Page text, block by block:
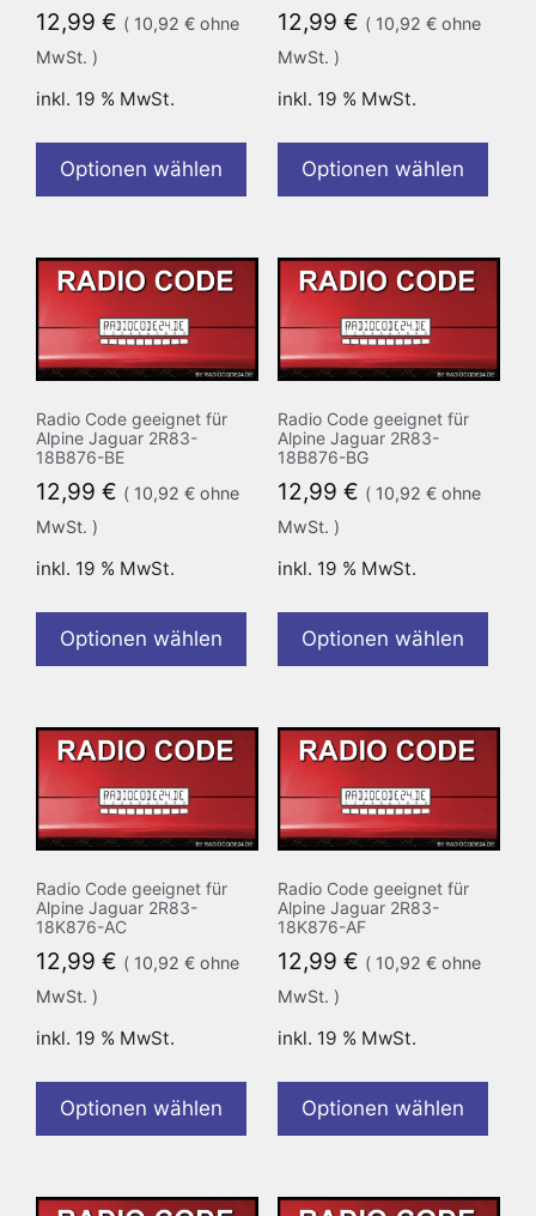
12,99 € ( 10,92 € ohne
MwSt. )
inkl. 19 % MwSt.
Optionen wählen
12,99 € ( 10,92 €ohne
MwSt. )
inkl. 19 % MwSt.
Optionen wählen
Radio Code geeignet für
Alpine Jaguar 2R83-
18B876-BE
12,99 € ( 10,92 € ohne
MwSt. )
inkl. 19 % MwSt.
Optionen wählen
Radio Code geeignet für
Alpine Jaguar 2R83-
18B876-BG
12,99 € ( 10,92 €ohne
MwSt. )
inkl. 19 % MwSt.
Optionen wählen
Radio Code geeignet für
Alpine Jaguar 2R83-
18K876-AC
12,99 € ( 10,92 € ohne
MwSt. )
inkl. 19 % MwSt.
Optionen wählen
Radio Code geeignet für
Alpine Jaguar 2R83-
18K876-AF
12,99 € ( 10,92 €ohne
MwSt. )
inkl. 19 % MwSt.
Optionen wählen